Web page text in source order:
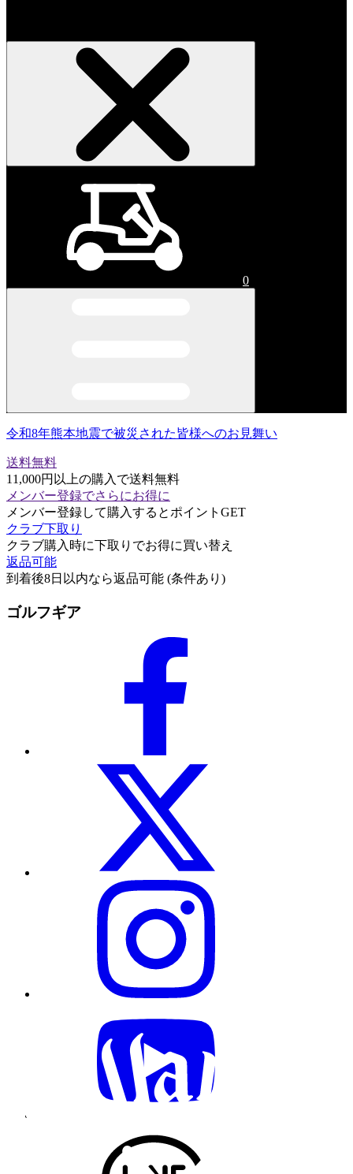
0
令和8年熊本地震で被災された皆様へのお見舞い
送料無料
11,000円以上の購入で送料無料
メンバー登録でさらにお得に
メンバー登録して購入するとポイントGET
クラブ下取り
クラブ購入時に下取りでお得に買い替え
返品可能
到着後8日以内なら返品可能 (条件あり)
ゴルフギア